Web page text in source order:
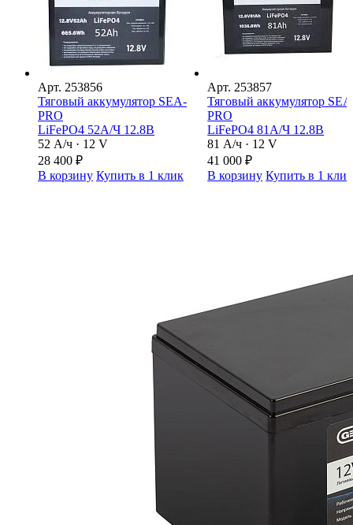
Арт. 253856
Тяговый аккумулятор SEA-
PRO
LiFePO4 52А/Ч 12.8В
52 А/ч · 12 V
28 400 ₽
В корзину Купить в 1 клик
Арт. 253857
Тяговый аккумулятор
PRO
LiFePO4 81А/Ч 12.8В
81 А/ч · 12 V
41 000₽
В корзину Купить в 1 клик